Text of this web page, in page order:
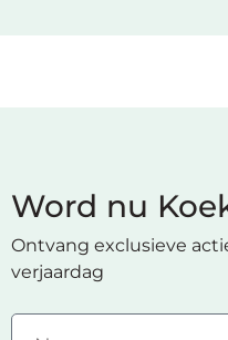
Word nu
Ontvang exclusieve
verjaardag